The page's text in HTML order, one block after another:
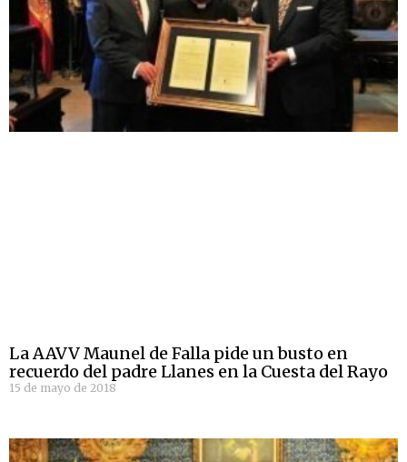
La AAVV Maunel de Falla pide un busto en
recuerdo del padre Llanes en la Cuesta del Rayo
15 de mayo de 2018